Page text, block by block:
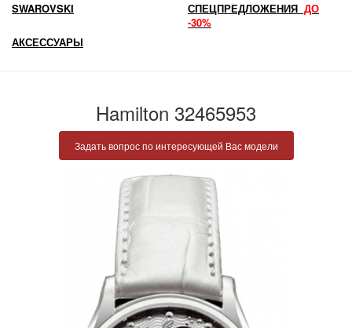
SWAROVSKI
СПЕЦПРЕДЛОЖЕНИЯ ДО
-30%
АКСЕССУАРЫ
Hamilton 32465953
Задать вопрос по интересующей Вас модели